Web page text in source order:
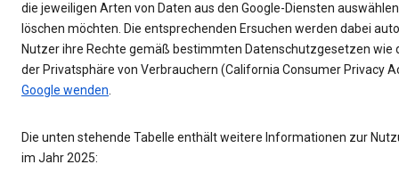
die jeweiligen Arten von Daten aus den Google-Diensten
löschen möchten. Die entsprechenden Ersuchen werden dabei
Nutzer ihre Rechte gemäß bestimmten Datenschutzgesetzen
der Privatsphäre von Verbrauchern (California Consumer Privacy
Google wenden.
Die unten stehende Tabelle enthält weitere Informationen zur
im Jahr 2025: